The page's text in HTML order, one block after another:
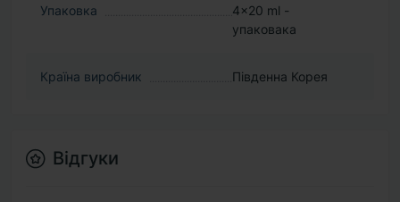
Упаковка
4×20 ml -
упаковака
Країна виробник Південна Корея
Відгуки